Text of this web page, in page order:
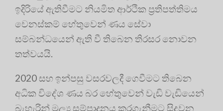
ඉදිරියේ ඇතිවීමට නියමිත ආර්ථික ප්‍රතිපත්තිමය
වෙනස්කම් හේතුවෙන් ණය සේවා
සම්බන්ධයෙන් ඇති වී තිබෙන තිරසර නොවන
තත්වයයි.
2020 සහ ඉන්පසු වසරවලදී ගෙවීමට තිබෙන
අධික විදේශ ණය බර හේතුවෙන් වැඩි වැඩියෙන්
බැහැරින් මුල්‍ය සම්පාදනය කරගැනීමට සිදුවන